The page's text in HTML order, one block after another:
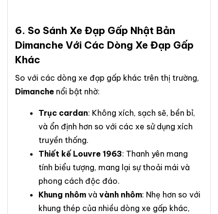
6. So Sánh Xe Đạp Gấp Nhật Bản
Dimanche Với Các Dòng Xe Đạp Gấp
Khác
So với các dòng xe đạp gấp khác trên thị trường,
Dimanche nổi bật nhờ:
Trục cardan: Không xích, sạch sẽ, bền bỉ,
và ổn định hơn so với các xe sử dụng xích
truyền thống.
Thiết kế Louvre 1963: Thanh yên mang
tính biểu tượng, mang lại sự thoải mái và
phong cách độc đáo.
Khung nhôm và vành nhôm: Nhẹ hơn so với
khung thép của nhiều dòng xe gấp khác,